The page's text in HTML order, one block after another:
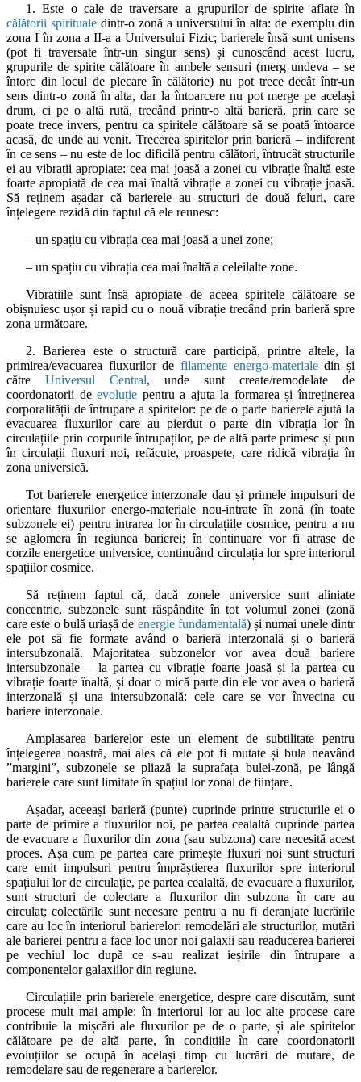
1. Este o cale de traversare a grupurilor de spirite aflate în
călătorii spiritualedintr-o zonă a universului în alta: de exemplu din
zona I în zona a II-a a Universului Fizic; barierele însă sunt unisens
(pot fi traversate într-un singur sens) și cunoscând acest lucru,
grupurile de spirite călătoare în ambele sensuri (merg undeva – se
întorc din locul de plecare în călătorie) nu pot trece decât într-un
sens dintr-o zonă în alta, dar la întoarcere nu pot merge pe același
drum, ci pe o altă rută, trecând printr-o altă barieră, prin care se
poate trece invers, pentru ca spiritele călătoare să se poată întoarce
acasă, de unde au venit. Trecerea spiritelor prin barieră – indiferent
în ce sens – nu este de loc dificilă pentru călători, întrucât structurile
ei au vibrații apropiate: cea mai joasă a zonei cu vibrație înaltă este
foarte apropiată de cea mai înaltă vibrație a zonei cu vibrație joasă.
Să reținem așadar că barierele au structuri de două feluri, care
înțelegere rezidă din faptul că ele reunesc:
– un spațiu cu vibrația cea mai joasă a unei zone;
– un spațiu cu vibrația cea mai înaltă a celeilalte zone.
Vibrațiile sunt însă apropiate de aceea spiritele călătoare se
obișnuiesc ușor și rapid cu o nouă vibrație trecând prin barieră spre
zona următoare.
2. Barierea este o structură care participă, printre altele, la
primirea/evacuarea fluxurilor de filamente energo-materialedin și
către Universul Central, unde sunt create/remodelate de
coordonatorii deevoluție pentru a ajuta la formarea și întreținerea
corporalității de întrupare a spiritelor: pe de o parte barierele ajută la
evacuarea fluxurilor care au pierdut o parte din vibrația lor în
circulațiile prin corpurile întrupaților, pe de altă parte primesc și pun
în circulații fluxuri noi, refăcute, proaspete, care ridică vibrația în
zona universică.
Tot barierele energetice interzonale dau și primele impulsuri de
orientare fluxurilor energo-materiale nou-intrate în zonă (în toate
subzonele ei) pentru intrarea lor în circulațiile cosmice, pentru a nu
se aglomera în regiunea barierei; în continuare vor fi atrase de
corzile energetice universice, continuând circulația lor spre interiorul
spațiilor cosmice.
Să reținem faptul că, dacă zonele universice sunt aliniate
concentric, subzonele sunt răspândite în tot volumul zonei (zonă
care este o bulă uriașă de energie fundamentală) și numai unele dintr
ele pot să fie formate având o barieră interzonală și o barieră
intersubzonală. Majoritatea subzonelor vor avea două bariere
intersubzonale – la partea cu vibrație foarte joasă și la partea cu
vibrație foarte înaltă, și doar o mică parte din ele vor avea o barieră
interzonală și una intersubzonală: cele care se vor învecina cu
bariere interzonale.
Amplasarea barierelor este un element de subtilitate pentru
înțelegerea noastră, mai ales că ele pot fi mutate și bula neavând
”margini”, subzonele se pliază la suprafața bulei-zonă, pe lângă
barierele care sunt limitate în spațiul lor zonal de ființare.
Așadar, aceeași barieră (punte) cuprinde printre structurile ei o
parte de primire a fluxurilor noi, pe partea cealaltă cuprinde partea
de evacuare a fluxurilor din zona (sau subzona) care necesită acest
proces. Așa cum pe partea care primește fluxuri noi sunt structuri
care emit impulsuri pentru împrăștierea fluxurilor spre interiorul
spațiului lor de circulație, pe partea cealaltă, de evacuare a fluxurilor,
sunt structuri de colectare a fluxurilor din subzona în care au
circulat; colectările sunt necesare pentru a nu fi deranjate lucrările
care au loc în interiorul barierelor: remodelări ale structurilor, mutări
ale barierei pentru a face loc unor noi galaxii sau readucerea barierei
pe vechiul loc după ce s-au realizat ieșirile din întrupare a
componentelor galaxiilor din regiune.
Circulațiile prin barierele energetice, despre care discutăm, sunt
procese mult mai ample: în interiorul lor au loc alte procese care
contribuie la mișcări ale fluxurilor pe de o parte, și ale spiritelor
călătoare pe de altă parte, în condițiile în care coordonatorii
evoluțiilor se ocupă în același timp cu lucrări de mutare, de
remodelare sau de regenerare a barierelor.